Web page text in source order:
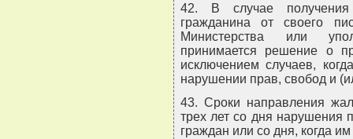
42. В случае получения
гражданина от своего
Министерства или
принимается решение о
исключением случаев,
нарушении прав, свобод и
43. Сроки направления
трех лет со дня нарушения
граждан или со дня, когда